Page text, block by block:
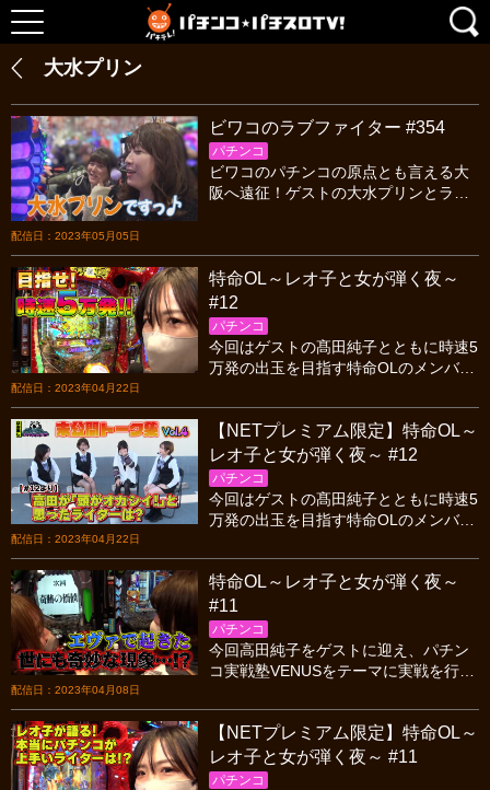
大水プリン
配信日：2023年05月05日
ビワコのラブファイター #354
パチンコ
ビワコのパチンコの原点とも言える大
阪へ遠征！ゲストの大水プリンとラブ
みください！
配信日：2023年04月22日
特命OL～レオ子と女が弾く夜～
#12
パチンコ
今回はゲストの髙田純子とともに時速5
万発の出玉を目指す特命OLのメンバ
うことで、あの手この手でアピールを
する4人だが･･･
配信日：2023年04月22日
【NETプレミアム限定】特命OL～
レオ子と女が弾く夜～ #12
パチンコ
今回はゲストの髙田純子とともに時速5
万発の出玉を目指す特命OLのメンバ
うことで、あの手この手でアピールを
する4人だが･･･
配信日：2023年04月08日
特命OL～レオ子と女が弾く夜～
#11
パチンコ
今回高田純子をゲストに迎え、パチン
コ実戦塾VENUSをテーマに実戦を行う
シイ・・・!?
【NETプレミアム限定】特命OL～
レオ子と女が弾く夜～ #11
パチンコ